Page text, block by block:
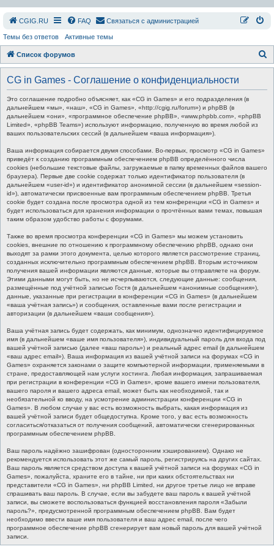
СGIG.RU FAQ Связаться с администрацией
Темы без ответов Активные темы
Список форумов
о
CG in Games - Соглашение о конфиденциальности
Это соглашение подробно объясняет, как «CG in Games» и его подразделения (в
дальнейшем «мы», «наш», «CG in Games», «http://cgig.ru/forum») и phpBB (в
дальнейшем «они», «программное обеспечение phpBB», «www.phpbb.com», «phpBB
Limited», «phpBB Teams») используют информацию, полученную во время любой из
ваших пользовательских сессий (в дальнейшем «ваша информация»).
Ваша информация собирается двумя способами. Во-первых, просмотр «CG in Games»
приведёт к созданию программным обеспечением phpBB определённого числа
cookies (небольшие текстовые файлы, загружаемые в папку временных файлов вашего
браузера). Первые две cookie содержат только идентификатор пользователя (в
дальнейшем «user-id») и идентификатор анонимной сессии (в дальнейшем «session-
id»), автоматически присвоенные вам программным обеспечением phpBB. Третья
cookie будет создана после просмотра одной из тем конференции «CG in Games» и
будет использоваться для хранения информации о прочтённых вами темах, повышая
таким образом удобство работы с форумами.
Также во время просмотра конференции «CG in Games» мы можем установить
cookies, внешние по отношению к программному обеспечению phpBB, однако они
выходят за рамки этого документа, целью которого является рассмотрение страниц,
созданных исключительно программным обеспечением phpBB. Вторым источником
получения вашей информации являются данные, которые вы отправляете на форум.
Этими данными могут быть, но не исчерпываются, следующие данные: сообщения,
размещённые под учётной записью Гостя (в дальнейшем «анонимные сообщения»),
данные, указанные при регистрации в конференции «CG in Games» (в дальнейшем
«ваша учётная запись») и сообщения, оставленные вами после регистрации и
авторизации (в дальнейшем «ваши сообщения»).
Ваша учётная запись будет содержать, как минимум, однозначно идентифицируемое
имя (в дальнейшем «ваше имя пользователя»), индивидуальный пароль для входа под
вашей учётной записью (далее «ваш пароль») и реальный адрес email (в дальнейшем
«ваш адрес email»). Ваша информация из вашей учётной записи на форумах «CG in
Games» охраняется законами о защите компьютерной информации, применяемыми в
стране, предоставляющей нам услуги хостинга. Любая информация, запрашиваемая
при регистрации в конференции «CG in Games», кроме вашего имени пользователя,
вашего пароля и вашего адреса email, может быть как необходимой, так и
необязательной ко вводу, на усмотрение администрации конференции «CG in
Games». В любом случае у вас есть возможность выбрать, какая информация из
вашей учётной записи будет общедоступна. Кроме того, у вас есть возможность
согласиться/отказаться от получения сообщений, автоматически сгенерированных
программным обеспечением phpBB.
Ваш пароль надёжно зашифрован (односторонним хэшированием). Однако не
рекомендуется использовать этот же самый пароль, регистрируясь на других сайтах.
Ваш пароль является средством доступа к вашей учётной записи на форумах «CG in
Games», пожалуйста, храните его в тайне, ни при каких обстоятельствах ни
представители «CG in Games», ни phpBB Limited, ни другое третье лицо не вправе
спрашивать ваш пароль. В случае, если вы забудете ваш пароль к вашей учётной
записи, вы сможете воспользоваться функцией восстановления пароля «Забыли
пароль?», предусмотренной программным обеспечением phpBB. Вам будет
необходимо ввести ваше имя пользователя и ваш адрес email, после чего
программное обеспечение phpBB сгенерирует вам новый пароль для вашей учётной
записи.